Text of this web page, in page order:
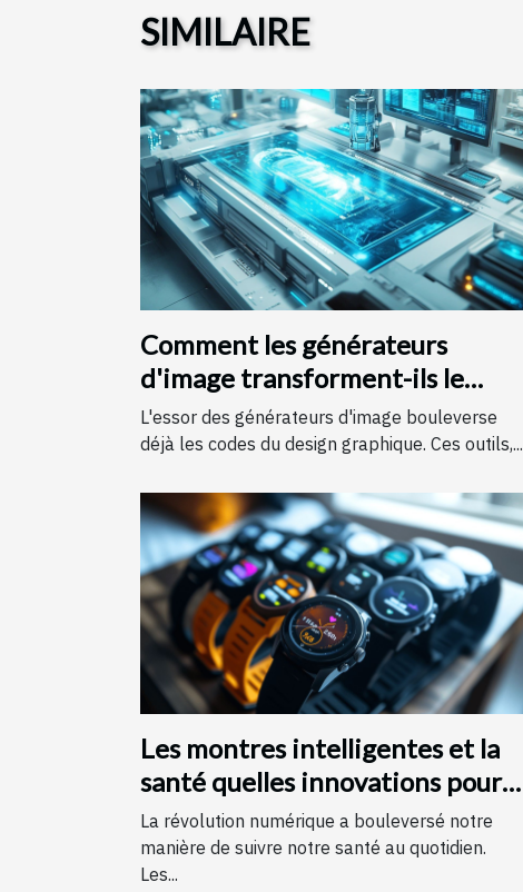
SIMILAIRE
Comment les générateurs
d'image transforment-ils le
monde du design graphique ?
L'essor des générateurs d'image bouleverse
déjà les codes du design graphique. Ces outils,...
Les montres intelligentes et la
santé quelles innovations pour
le suivi quotidien
La révolution numérique a bouleversé notre
manière de suivre notre santé au quotidien.
Les...